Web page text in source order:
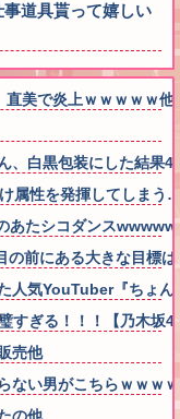
道具貰って嬉しい
直美で炎上ｗｗｗｗｗ他
、白黒包装にした結果
属性を発揮してしまう
あたシコダンス
前にある大きな目標
人気YouTuber『ちょ
すぎる！！！【乃木坂
売他
ない男がこちらｗｗｗ